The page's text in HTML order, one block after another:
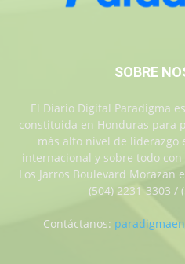
SOBRE
El Diario Digital Paradigma
constituida en Honduras para
más alto nivel de liderazgo
internacional y sobre todo
Los Jarros Boulevard Morazan
(504) 2231-3303 /
Contáctanos: